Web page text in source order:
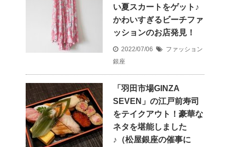
い夏スカートをゲット♪
かわいすぎるビーチファ
ッションのお店発見！
2022/07/06
ファッション
銀座
「羽田市場GINZA
SEVEN」の江戸前寿司
をテイクアウト！豪華な
ネタを堪能しました
♪（松屋銀座の催事に